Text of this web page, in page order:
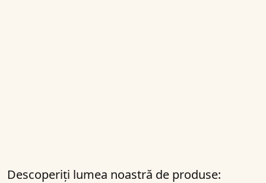
Descoperiți lumea noastră de produse: